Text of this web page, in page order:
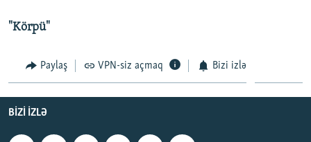
"Körpü"
Paylaş VPN-siz açmaq Bizi izlə
BIZI IZLƏ